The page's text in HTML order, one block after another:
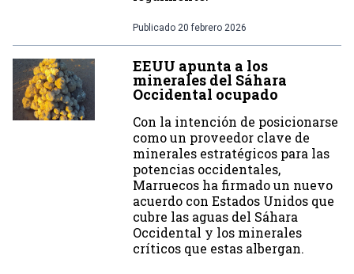
Publicado 20 febrero 2026
EEUU apunta a los
minerales del Sáhara
Occidental ocupado
Con la intención de posicionarse
como un proveedor clave de
minerales estratégicos para las
potencias occidentales,
Marruecos ha firmado un nuevo
acuerdo con Estados Unidos que
cubre las aguas del Sáhara
Occidental y los minerales
críticos que estas albergan.